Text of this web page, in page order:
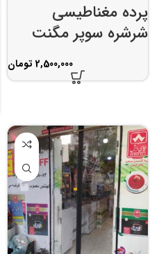
پرده مغناطیسی
شرشره سوپر مگنت
تومان